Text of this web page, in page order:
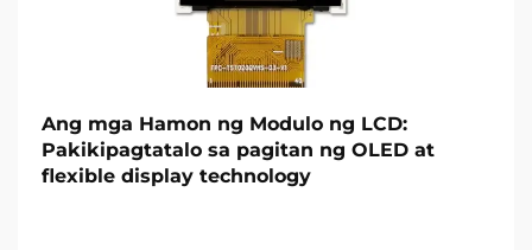
Ang mga Hamon ng Modulo ng LCD:
Pakikipagtatalo sa pagitan ng OLED at
flexible display technology‌